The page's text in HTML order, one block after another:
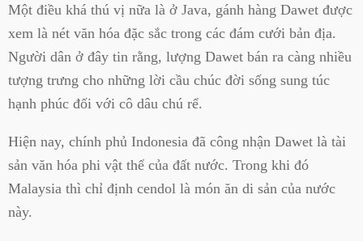
Một điều khá thú vị nữa là ở Java, gánh hàng Dawet được
xem là nét văn hóa đặc sắc trong các đám cưới bản địa.
Người dân ở đây tin rằng, lượng Dawet bán ra càng nhiều
tượng trưng cho những lời cầu chúc đời sống sung túc
hạnh phúc đối với cô dâu chú rể.
Hiện nay, chính phủ Indonesia đã công nhận Dawet là tài
sản văn hóa phi vật thể của đất nước. Trong khi đó
Malaysia thì chỉ định cendol là món ăn di sản của nước
này.